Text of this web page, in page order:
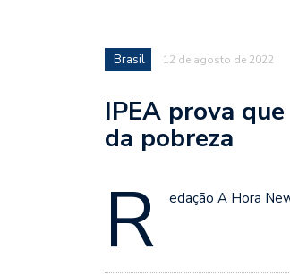
Brasil 12 de agosto de 2022
IPEA prova
da pobreza
R edação A Hora